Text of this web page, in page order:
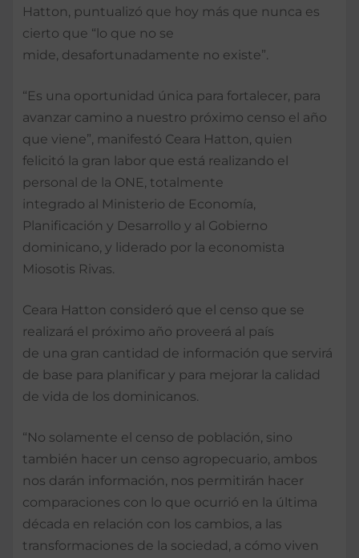
Hatton, puntualizó que hoy más que nunca es
cierto que “lo que no se
mide, desafortunadamente no existe”.
“Es una oportunidad única para fortalecer, para
avanzar camino a nuestro próximo censo el año
que viene”, manifestó Ceara Hatton, quien
felicitó la gran labor que está realizando el
personal de la ONE, totalmente
integrado al Ministerio de Economía,
Planificación y Desarrollo y al Gobierno
dominicano, y liderado por la economista
Miosotis Rivas.
Ceara Hatton consideró que el censo que se
realizará el próximo año proveerá al país
de una gran cantidad de información que servirá
de base para planificar y para mejorar la calidad
de vida de los dominicanos.
“No solamente el censo de población, sino
también hacer un censo agropecuario, ambos
nos darán información, nos permitirán hacer
comparaciones con lo que ocurrió en la última
década en relación con los cambios, a las
transformaciones de la sociedad, a cómo viven